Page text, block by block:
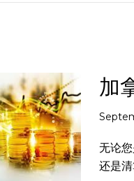
加
无论
还是